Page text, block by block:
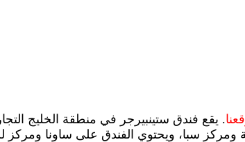
. يقع فندق ستينبيرجر في منطقة الخليج
سبا، ويحتوي الفندق على ساونا ومركز